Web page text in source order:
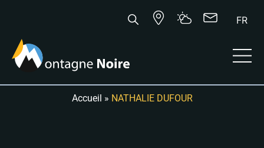
FR
Accueil » NATHALIE DUFOUR